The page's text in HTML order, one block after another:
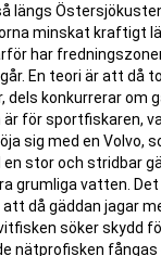
längs
minskat kraftigt
har
En teori är att då
konkurrerar om
för sportfiskaren,
sig med en Volvo,
stor och stridbar
grumliga vatten.
då gäddan jagar
söker skydd
nätprofisken